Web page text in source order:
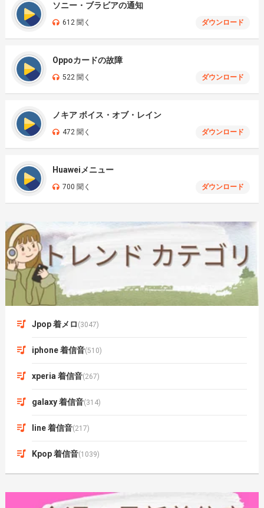
ソニー・ブラビアの通知
612 聞く ダウンロード
Oppoカードの故障
522 聞く ダウンロード
ノキア ボイス・オブ・レイン
472 聞く ダウンロード
Huaweiメニュー
700 聞く ダウンロード
Jpop 着メロ (3047)
iphone 着信音(510)
xperia 着信音(267)
galaxy 着信音(314)
line 着信音(217)
Kpop 着信音(1039)